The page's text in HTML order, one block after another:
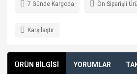
7 Günde Kargoda Ön Siparişli
Karşılaştır
ÜRÜN BİLGİSİ YORUMLAR